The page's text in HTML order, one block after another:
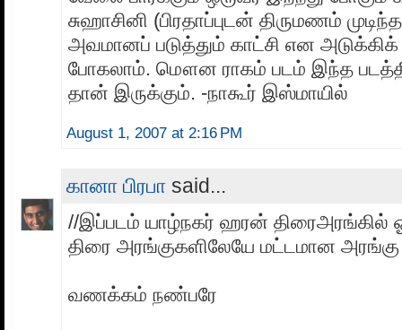
சுஹாசினி (பிரதாப்புடன் திருமணம் முடிந்த
அவமானப் படுத்தும் காட்சி என
போகலாம். மௌன ராகம் படம் இந்த
தான் இருக்கும். -நாகூர் இஸ்மாயில்
August 1, 2007 at 2:16 PM
கானா பிரபா said...
//இப்படம் யாழ்நகர் ஹரன் திரைஅரங்கில்
திரை அரங்குகளிலேயே மட்டமான
வணக்கம் நண்பரே